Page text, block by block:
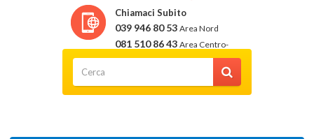
Chiamaci Subito
039 946 80 53 Area Nord
081 510 86 43 Area Centro-
Sud